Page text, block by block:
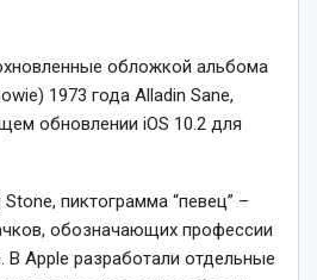
обложкой альбома
1973 года Alladin Sane,
обновлении iOS 10.2 для
пиктограмма “певец” –
обозначающих профессии
В Apple разработали отдельные